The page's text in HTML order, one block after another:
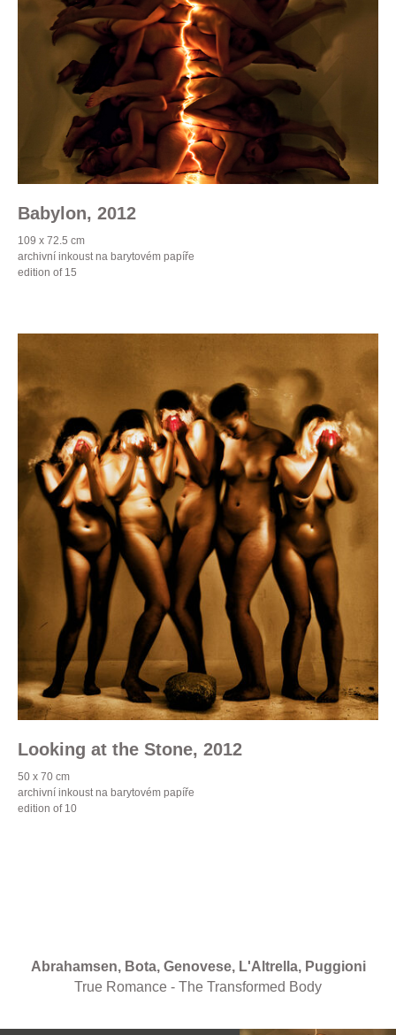
Babylon, 2012
109 x 72.5 cm
archivní inkoust na barytovém papíře
edition of 15
Looking at the Stone, 2012
50 x 70 cm
archivní inkoust na barytovém papíře
edition of 10
Abrahamsen, Bota, Genovese, L'Altrella, Puggioni
True Romance - The Transformed Body